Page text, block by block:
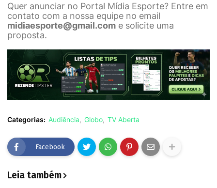
Quer anunciar no Portal Mídia Esporte? Entre em
contato com a nossa equipe no email
midiaesporte@gmail.com e solicite uma
proposta.
Categorias: Audiência Globo TV Aberta
Facebook
Leia também